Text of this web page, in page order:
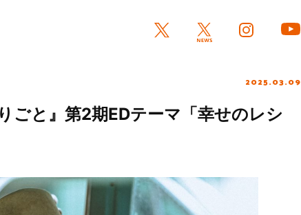
2025.03.09
ごと』第2期EDテーマ「幸せのレシ